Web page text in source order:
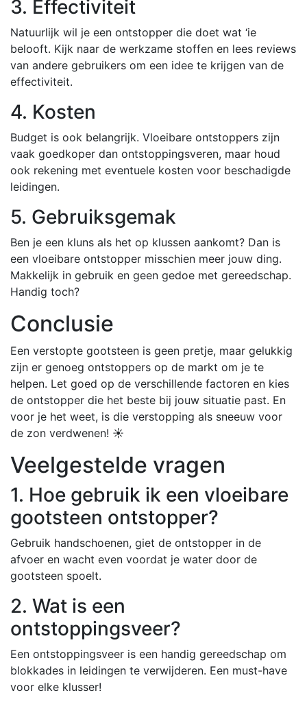
3. Effectiviteit
Natuurlijk wil je een ontstopper die doet wat ‘ie
belooft. Kijk naar de werkzame stoffen en lees reviews
van andere gebruikers om een idee te krijgen van de
effectiviteit.
4. Kosten
Budget is ook belangrijk. Vloeibare ontstoppers zijn
vaak goedkoper dan ontstoppingsveren, maar houd
ook rekening met eventuele kosten voor beschadigde
leidingen.
5. Gebruiksgemak
Ben je een kluns als het op klussen aankomt? Dan is
een vloeibare ontstopper misschien meer jouw ding.
Makkelijk in gebruik en geen gedoe met gereedschap.
Handig toch?
Conclusie
Een verstopte gootsteen is geen pretje, maar gelukkig
zijn er genoeg ontstoppers op de markt om je te
helpen. Let goed op de verschillende factoren en kies
de ontstopper die het beste bij jouw situatie past. En
voor je het weet, is die verstopping als sneeuw voor
de zon verdwenen! ☀️
Veelgestelde vragen
1. Hoe gebruik ik een vloeibare
gootsteen ontstopper?
Gebruik handschoenen, giet de ontstopper in de
afvoer en wacht even voordat je water door de
gootsteen spoelt.
2. Wat is een
ontstoppingsveer?
Een ontstoppingsveer is een handig gereedschap om
blokkades in leidingen te verwijderen. Een must-have
voor elke klusser!